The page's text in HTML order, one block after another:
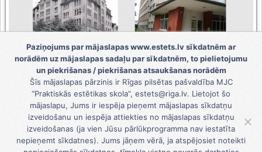
Paziņojums par mājaslapas www.estets.lv sīkdatnēm ar
norādēm uz mājaslapas sadaļu par sīkdatnēm, to pielietojumu
un piekrišanas / piekrišanas atsaukšanas norādēm
Šīs mājaslapas pārzinis ir Rīgas pilsētas pašvaldība MJC
“Praktiskās estētikas skola”, estets@riga.lv. Lietojot šo
mājaslapu, Jums ir iespēja pieņemt mājaslapas sīkdatņu
izveidošanu un iespēja attiekties no mājaslapas sīkdatņu
izveidošanas (ja vien Jūsu pārlūkprogramma nav iestatīta
nepieņemt sīkdatnes). Jums jāņem vērā, ja atspējosiet noteikti